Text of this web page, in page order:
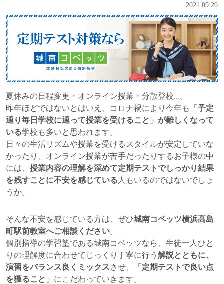
2021.09.20
夏休みの日程変更・オンライン授業・分散登校...。
昨年ほどではないとはいえ、コロナ禍により今年も
「予定
通り毎日学校に通って授業を受けること」が難しくなって
いる学校も多いと思われます。
日々の生活リズムや授業を受けるスタイルが安定していな
かったり、オンライン授業が苦手だったりするお子様の中
には、 授業内容の理解を深めて定期テストでしっかり結果
を残すことに不安を感じている 人もいるのではないでしょ
うか。
そんな不安を感じている方は、ぜひ城南コベッツ横浜高島
町駅前教室へご相談ください。
個別指導の学習塾である城南コベッツなら、生徒一人ひと
りの理解度に合わせてじっくり丁寧に行う 解説とともに、
演習をバランス良くミックスさせ、
「定期テストで良い点
を獲ること」 にこだわっていきます。